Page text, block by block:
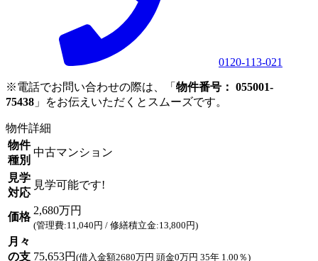
0120-113-021
※電話でお問い合わせの際は、「 物件番号： 055001-
75438 」をお伝えいただくとスムーズです。
物件詳細
物件
種別
中古マンション
見学
対応
見学可能です!
価格
2,680万円
(管理費:11,040円 / 修繕積立金:13,800円)
月々
の支 75,653円 (借入金額2680万円 頭金0万円 35年 1.00％)